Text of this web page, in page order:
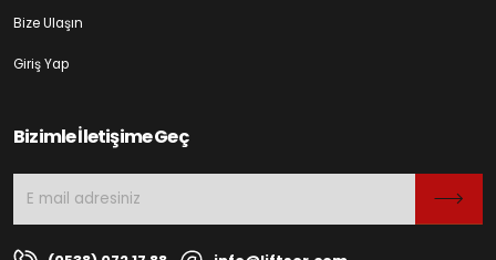
Bize Ulaşın
Giriş Yap
Bizimle İletişime Geç